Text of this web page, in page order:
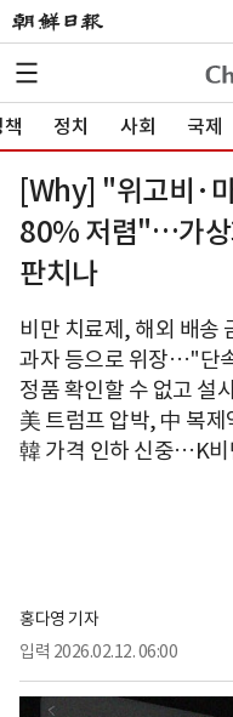
정치 사회 국제
[Why] "위고비·
80% 저렴"…가상
판치나
비만 치료제, 해외 배송
과자 등으로 위장…"단
정품 확인할 수 없고 설
美 트럼프 압박, 中 복
韓 가격 인하 신중…K비
홍다영 기자
입력 2026.02.12. 06:00